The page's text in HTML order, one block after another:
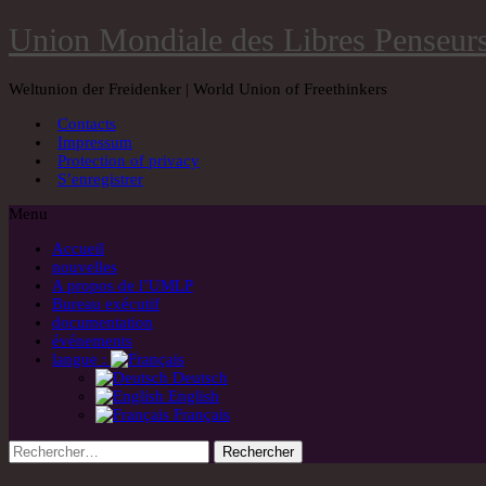
Skip
to
Union Mondiale des Libres
Weltunion der Freidenker | World Union of Freethinkers
Contacts
Impressum
Protection of privacy
S’enregistrer
Menu
Accueil
nouvelles
A propos de l’UMLP
Bureau exécutif
documentation
événements
langue :
Deutsch
English
Français
Rechercher :